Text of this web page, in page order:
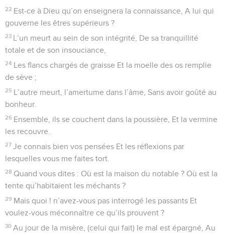
22 Est-ce à Dieu qu’on enseignera la connaissance, A lui qui
gouverne les êtres supérieurs ?
23 L’un meurt au sein de son intégrité, De sa tranquillité
totale et de son insouciance,
24 Les flancs chargés de graisse Et la moelle des os remplie
de sève ;
25 L’autre meurt, l’amertume dans l’âme, Sans avoir goûté au
bonheur.
26 Ensemble, ils se couchent dans la poussière, Et la vermine
les recouvre.
27 Je connais bien vos pensées Et les réflexions par
lesquelles vous me faites tort.
28 Quand vous dites : Où est la maison du notable ? Où est la
tente qu’habitaient les méchants ?
29 Mais quoi ! n’avez-vous pas interrogé les passants Et
voulez-vous méconnaître ce qu’ils prouvent ?
30 Au jour de la misère, (celui qui fait) le mal est épargné, Au